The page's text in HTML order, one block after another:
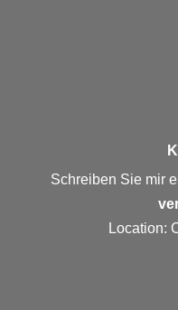
Schreiben Sie mir
Location: